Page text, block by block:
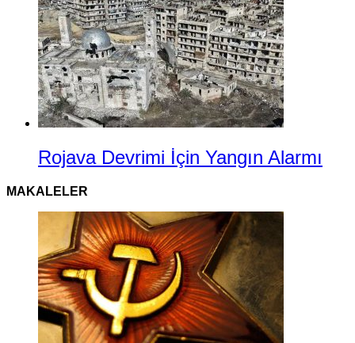
Rojava Devrimi İçin Yangın Alarmı
MAKALELER